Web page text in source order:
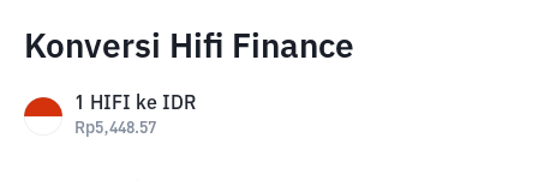
Konversi Hifi Finance
1 HIFI ke IDR
Rp5,448.57